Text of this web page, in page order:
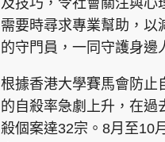
飲食玩樂
及技巧，令社會關注與心
需要時尋求專業幫助，以
的守門員，一同守護身邊
根據香港大學賽馬會防止
的自殺率急劇上升，在過
殺個案達32宗。8月至10